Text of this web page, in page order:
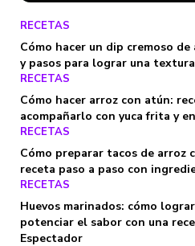
RECETAS
Cómo hacer un dip cremoso
y pasos para lograr una
RECETAS
Cómo hacer arroz con atún:
acompañarlo con yuca frita y
RECETAS
Cómo preparar tacos de arroz
receta paso a paso con
RECETAS
Huevos marinados: cómo
potenciar el sabor con una
Espectador